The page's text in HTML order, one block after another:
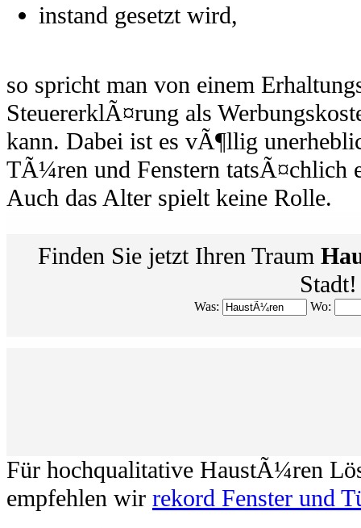
instand gesetzt wird,
so spricht man von einem
SteuererklÃ¤rung als
kann. Dabei ist es vÃ¶llig
TÃ¼ren und Fenstern tatsÃ¤chlich
Auch das Alter spielt keine Rolle.
Finden Sie jetzt Ihren Traum
Stadt!
Was: Wo:
Für hochqualitative HaustÃ¼ren
empfehlen wir rekord Fenster und